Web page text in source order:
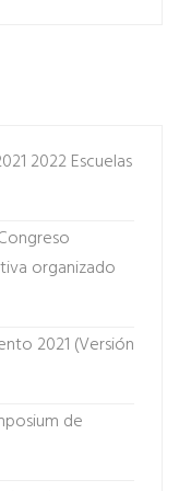
2022 Escuelas
organizado
2021 (Versión
de